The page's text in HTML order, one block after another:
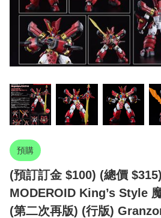
預購
(預訂訂金 $100) (總價
MODEROID King’s Style
(第二次再版) (行版)